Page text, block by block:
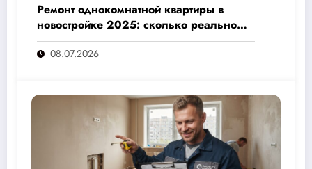
Ремонт однокомнатной квартиры в
новостройке 2025: сколько реально
стоит и как не переплатить — полный
расчёт от 500 000 рублей
08.07.2026